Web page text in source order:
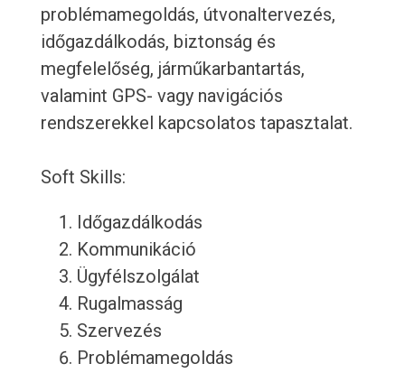
problémamegoldás, útvonaltervezés,
időgazdálkodás, biztonság és
megfelelőség, járműkarbantartás,
valamint GPS- vagy navigációs
rendszerekkel kapcsolatos tapasztalat.
Soft Skills:
Időgazdálkodás
Kommunikáció
Ügyfélszolgálat
Rugalmasság
Szervezés
Problémamegoldás